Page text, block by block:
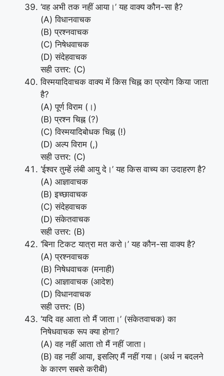
‘वह अभी तक नहीं आया।’ यह वाक्य कौन-सा है?
(A) विधानवाचक
(B) प्रश्नवाचक
(C) निषेधवाचक
(D) संदेहवाचक
सही उत्तर: (C)
विस्मयादिवाचक वाक्य में किस चिह्न का प्रयोग किया जाता
है?
(A) पूर्ण विराम (।)
(B) प्रश्न चिह्न (?)
(C) विस्मयादिबोधक चिह्न (!)
(D) अल्प विराम (,)
सही उत्तर: (C)
‘ईश्वर तुम्हें लंबी आयु दे।’ यह किस वाच्य का उदाहरण है?
(A) आज्ञावाचक
(B) इच्छावाचक
(C) संदेहवाचक
(D) संकेतवाचक
सही उत्तर: (B)
‘बिना टिकट यात्रा मत करो।’ यह कौन-सा वाक्य है?
(A) प्रश्नवाचक
(B) निषेधवाचक (मनाही)
(C) आज्ञावाचक (आदेश)
(D) विधानवाचक
सही उत्तर: (B)
‘यदि वह आता तो मैं जाता।’ (संकेतवाचक) का
निषेधवाचक रूप क्या होगा?
(A) वह नहीं आता तो मैं नहीं जाता।
(B) वह नहीं आया, इसलिए मैं नहीं गया। (अर्थ न बदलने
के कारण सबसे करीबी)